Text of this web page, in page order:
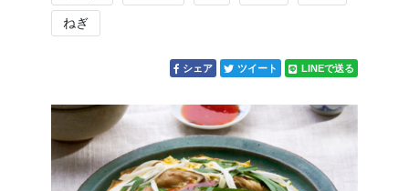
ねぎ
シェア ツイート LINEで送る